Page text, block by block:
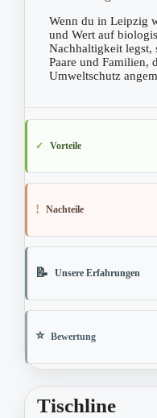
Wenn du in Leipzig
und Wert auf
Nachhaltigkeit
Paare und Familien,
Umweltschutz
Vorteile
Nachteile
Unsere Erfahrungen
Bewertung
Tischline